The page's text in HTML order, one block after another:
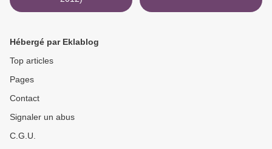
Hébergé par Eklablog
Top articles
Pages
Contact
Signaler un abus
C.G.U.